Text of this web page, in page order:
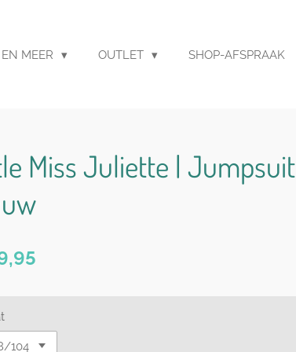
EN MEER OUTLET SHOP-AFSPRAAK
Miss Juliette | Jumpsuit